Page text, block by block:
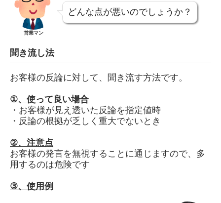
営業マン
どんな点が悪いのでしょうか？
聞き流し法
お客様の反論に対して、聞き流す方法です。
①、 使って良い場合
・お客様が見え透いた反論を指定値時
・反論の根拠が乏しく重大でないとき
②、 注意点
お客様の発言を無視することに通じますので、多
用するのは危険です
③、 使用例